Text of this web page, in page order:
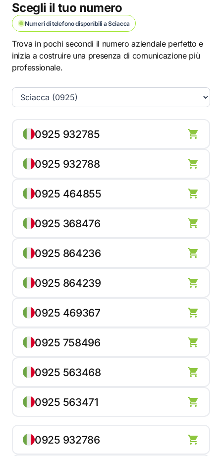
Scegli il tuo numero
Numeri di telefono disponibili a Sciacca
Trova in pochi secondi il numero aziendale perfetto e
inizia a costruire una presenza di comunicazione più
professionale.
0925 932785
0925 932788
0925 464855
0925 368476
0925 864236
0925 864239
0925 469367
0925 758496
0925 563468
0925 563471
0925 932786